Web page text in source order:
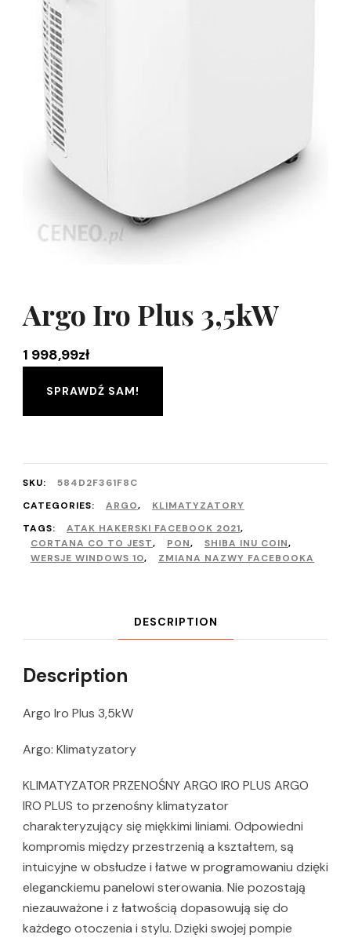
Argo Iro Plus 3,5kW
1 998,99zł
SPRAWDŹ SAM!
SKU:
584D2F361F8C
CATEGORIES:
ARGO,
KLIMATYZATORY
TAGS:
ATAK HAKERSKI FACEBOOK 2021,
CORTANA CO TO JEST, PON, SHIBA INU COIN,
WERSJE WINDOWS 10, ZMIANA NAZWY FACEBOOKA
DESCRIPTION
Description
Argo Iro Plus 3,5kW
Argo: Klimatyzatory
KLIMATYZATOR PRZENOŚNY ARGO IRO PLUS ARGO
IRO PLUS to przenośny klimatyzator
charakteryzujący się miękkimi liniami. Odpowiedni
kompromis między przestrzenią a kształtem, są
intuicyjne w obsłudze i łatwe w programowaniu dzięki
eleganckiemu panelowi sterowania. Nie pozostają
niezauważone i z łatwością dopasowują się do
każdego otoczenia i stylu. Dzięki swojej pompie